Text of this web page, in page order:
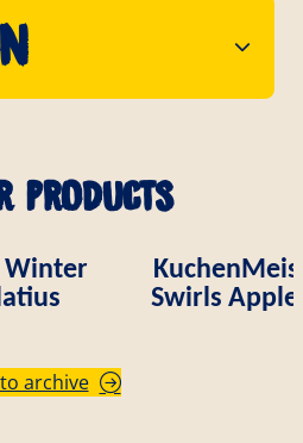
products
Winter
Swirls
archive